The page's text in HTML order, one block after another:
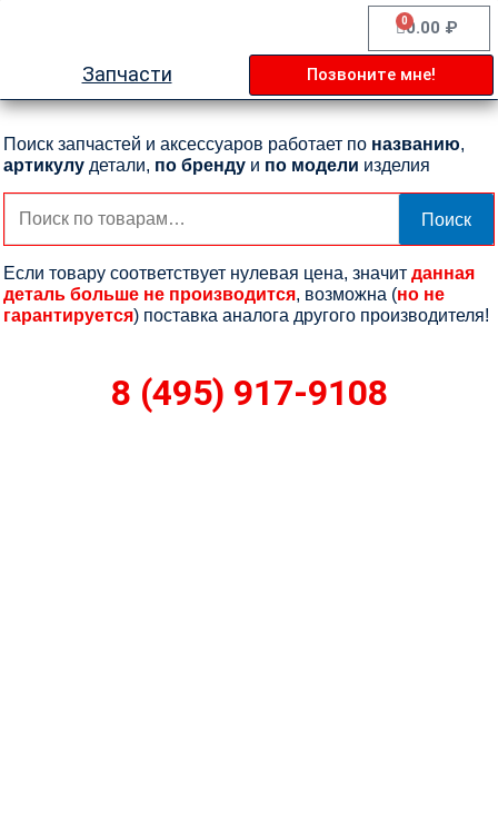
0.00 ₽
0
Cart
Запчасти Позвоните мне!
Поиск запчастей и аксессуаров работает по названию,
артикулу детали, по бренду и по модели изделия
Искать:
Поиск
Если товару соответствует нулевая цена, значит данная
деталь больше не производится, возможна (но не
гарантируется) поставка аналога другого производителя!
8 (495) 917-9108